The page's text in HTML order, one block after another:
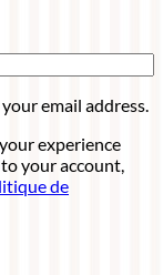
email address.
experience
your account,
de